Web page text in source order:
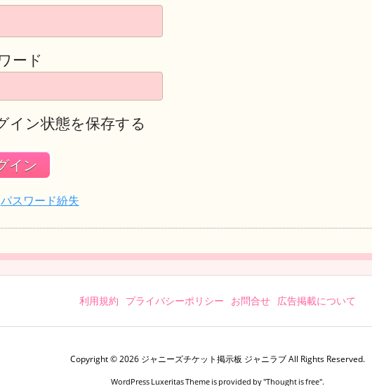
ード
イン状態を保存する
パスワード紛失
利用規約 プライバシーポリシー お問合せ 広告掲載について
Copyright ©2026 ジャニーズチケット掲示板 ジャニラブAll Rights Reserved.
WordPress Luxeritas Theme is provided by "Thought is free".